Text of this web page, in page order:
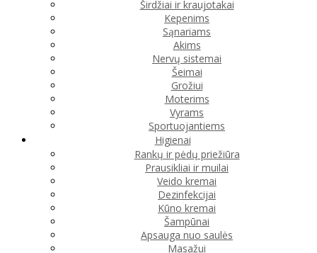
Širdžiai ir kraujotakai
Kepenims
Sąnariams
Akims
Nervų sistemai
Šeimai
Grožiui
Moterims
Vyrams
Sportuojantiems
Higienai
Rankų ir pėdų priežiūra
Prausikliai ir muilai
Veido kremai
Dezinfekcijai
Kūno kremai
Šampūnai
Apsauga nuo saulės
Masažui